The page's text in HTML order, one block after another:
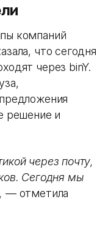
компаний
что сегодня
через binY.
решение и
через почту,
Сегодня мы
— отметила